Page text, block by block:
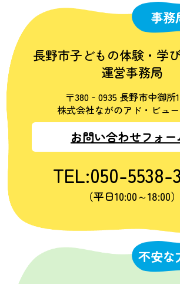
事務
長野市子どもの体験・学
運営事務局
〒380‐0935 長野市中御所
株式会社ながのアド・ビュ
お問い合わせフォー
TEL:050-5538-
（平日10:00～18:00）
不安な